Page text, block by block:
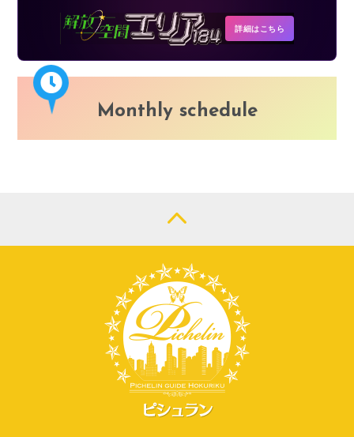
詳細はこちら
Monthly schedule